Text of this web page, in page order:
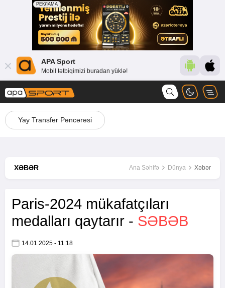
APA Sport
Mobil tətbiqimizi buradan yüklə!
Yay Transfer Pəncərəsi
XƏBƏR Ana Səhifə Dünya Xəbər
Paris-2024 mükafatçıları
medalları qaytarır - SƏBƏB
14.01.2025 - 11:18